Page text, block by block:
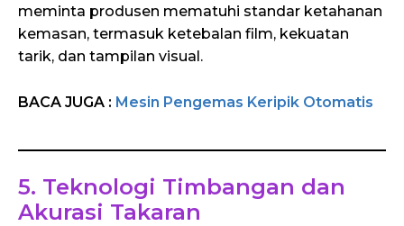
meminta produsen mematuhi standar ketahanan
kemasan, termasuk ketebalan film, kekuatan
tarik, dan tampilan visual.
BACA JUGA : Mesin Pengemas Keripik Otomatis
5. Teknologi Timbangan dan
Akurasi Takaran